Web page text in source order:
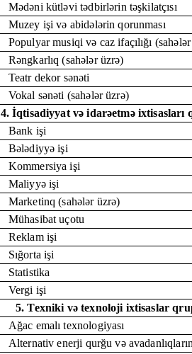
Mədəni kütləvi tədbirlərin təşkilatçısı
Muzey işi və abidələrin qorunması
Populyar musiqi və caz ifaçılığı
Rəngkarlıq (sahələr üzrə)
Teatr dekor sənəti
Vokal sənəti (sahələr üzrə)
4. İqtisadiyyat və idarəetmə ixtisasları
Bank işi
Bələdiyyə işi
Kommersiya işi
Maliyyə işi
Marketinq (sahələr üzrə)
Mühasibat uçotu
Reklam işi
Sığorta işi
Statistika
Vergi işi
5. Texniki və texnoloji ixtisaslar
Ağac emalı texnologiyası
Alternativ enerji qurğu və